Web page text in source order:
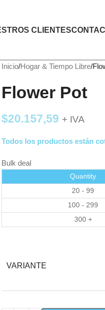
CLIENTES
Inicio Hogar & Tiempo Libre
Flower Pot
$20.157,59 + IVA
Todos los productos están
Bulk deal
Quantity
20 - 99
100 - 299
300 +
VARIANTE